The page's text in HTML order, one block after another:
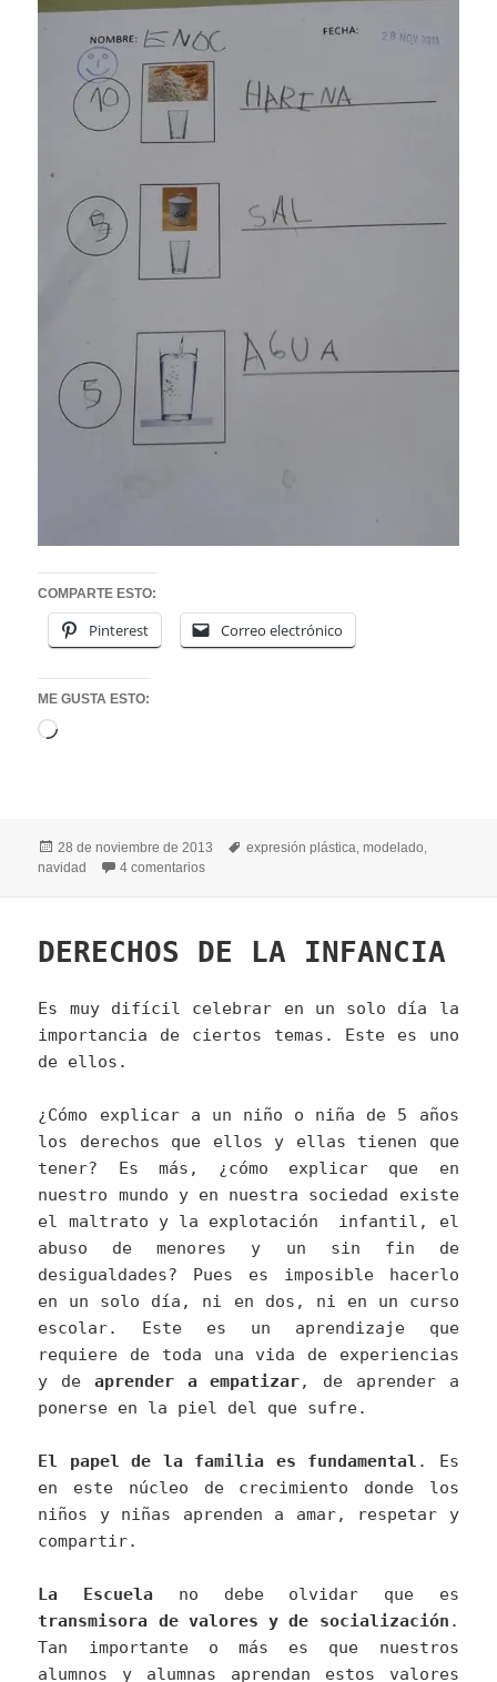
COMPARTE ESTO:
Pinterest Correo electrónico
ME GUSTA ESTO:
Cargando...
Publicado
el
28 de noviembre de 2013 Etiquetas
expresión plástica,modelado,
navidad
4 comentariosen PREPARANDO LA NAVIDAD
DERECHOS DE LA INFANCIA
Es muy difícil celebrar en un solo día la
importancia de ciertos temas. Este es uno
de ellos.
¿Cómo explicar a un niño o niña de 5 años
los derechos que ellos y ellas tienen que
tener? Es más, ¿cómo explicar que en
nuestro mundo y en nuestra sociedad existe
el maltrato y la explotación infantil, el
abuso de menores y un sin fin de
desigualdades? Pues es imposible hacerlo
en un solo día, ni en dos, ni en un curso
escolar. Este es un aprendizaje que
requiere de toda una vida de experiencias
y de aprender a empatizar, de aprender a
ponerse en la piel del que sufre.
El papel de la familia es fundamental . Es
en este núcleo de crecimiento donde los
niños y niñas aprenden a amar, respetar y
compartir.
La Escuela no debe olvidar que es
transmisora de valores y de socialización .
Tan importante o más es que nuestros
alumnos y alumnas aprendan estos valores